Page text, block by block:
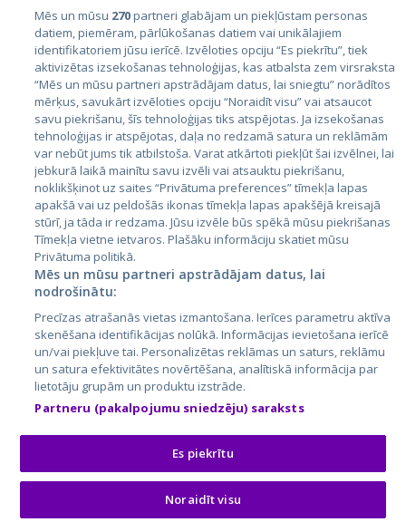
Valstis
Igaunija
Latvija
Lietuva
City24.lv
City24.ee
GetaPro.lv
GetaPro.ee
Skelbiu.lt
Autoplius.lt
Aruodas.lt
CVbankas.lt
Kainos.lt
Paslaugos.lt
auto24.ee
Osta.ee
KuldneBörs.ee
Mēs un mūsu 270partneri glabājam un piekļūstam personas
datiem, piemēram, pārlūkošanas datiem vai unikālajiem
identifikatoriem jūsu ierīcē. Izvēloties opciju “Es piekrītu”, tiek
aktivizētas izsekošanas tehnoloģijas, kas atbalsta zem virsraksta
“Mēs un mūsu partneri apstrādājam datus, lai sniegtu” norādītos
mērķus, savukārt izvēloties opciju “Noraidīt visu” vai atsaucot
savu piekrišanu, šīs tehnoloģijas tiks atspējotas. Ja izsekošanas
tehnoloģijas ir atspējotas, daļa no redzamā satura un reklāmām
var nebūt jums tik atbilstoša. Varat atkārtoti piekļūt šai izvēlnei, lai
jebkurā laikā mainītu savu izvēli vai atsauktu piekrišanu,
noklikšķinot uz saites “Privātuma preferences” tīmekļa lapas
apakšā vai uz peldošās ikonas tīmekļa lapas apakšējā kreisajā
stūrī, ja tāda ir redzama. Jūsu izvēle būs spēkā mūsu piekrišanas
Tīmekļa vietne ietvaros. Plašāku informāciju skatiet mūsu
Privātuma politikā.
Mēs un mūsu partneri apstrādājam datus, lai
nodrošinātu:
Precīzas atrašanās vietas izmantošana. Ierīces parametru aktīva
skenēšana identifikācijas nolūkā. Informācijas ievietošana ierīcē
un/vai piekļuve tai. Personalizētas reklāmas un saturs, reklāmu
un satura efektivitātes novērtēšana, analītiskā informācija par
lietotāju grupām un produktu izstrāde.
Partneru (pakalpojumu sniedzēju) saraksts
Es piekrītu
Noraidīt visu